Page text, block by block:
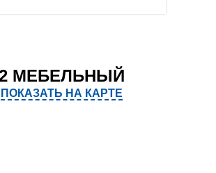
МЕБЕЛЬНЫЙ
ПОКАЗАТЬ НА КАРТЕ